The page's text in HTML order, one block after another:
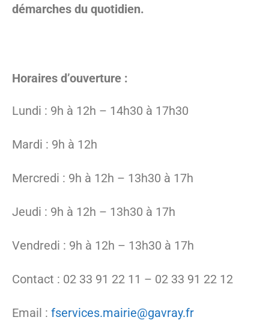
démarches du quotidien.
Horaires d’ouverture :
Lundi : 9h à 12h – 14h30 à 17h30
Mardi : 9h à 12h
Mercredi : 9h à 12h – 13h30 à 17h
Jeudi : 9h à 12h – 13h30 à 17h
Vendredi : 9h à 12h – 13h30 à 17h
Contact : 02 33 91 22 11 – 02 33 91 22 12
Email : fservices.mairie@gavray.fr